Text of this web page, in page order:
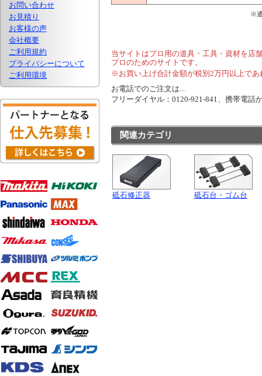
お問い合わせ
お見積り
お客様の声
会社概要
ご利用規約
プライバシーについて
ご利用環境
※
当サイトはプロ用の道具・工具・資材を店
プロのためのサイトです。
※お買い上げ合計金額が税別2万円以上で
お電話でのご注文は...
フリーダイヤル：0120-921-841、携帯電
関連カテゴリ
砥石修正器 砥石台・ゴム台